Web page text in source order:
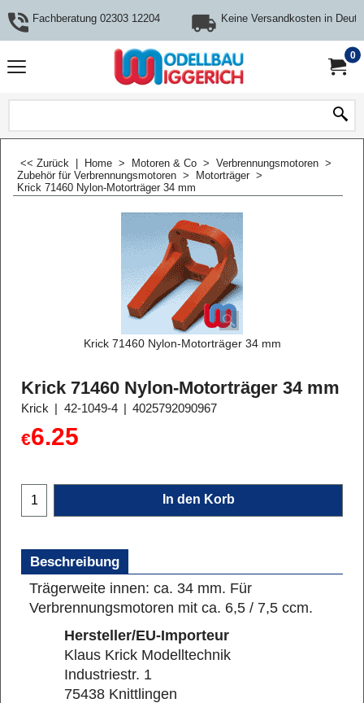
Fachberatung 02303 12204 Keine Versandkosten in
0
<< Zurück Home > Motoren & Co > Verbrennungsmotoren >
Zubehör für Verbrennungsmotoren > Motorträger >
Krick 71460 Nylon-Motorträger 34 mm
Krick 71460 Nylon-Motorträger 34 mm
Krick 71460 Nylon-Motorträger 34 mm
Krick 42-1049-4 4025792090967
€6.25
In den Korb
Beschreibung
Trägerweite innen: ca. 34 mm. Für
Verbrennungsmotoren mit ca. 6,5 / 7,5 ccm.
Hersteller/EU-Importeur
Klaus Krick Modelltechnik
Industriestr. 1
75438 Knittlingen